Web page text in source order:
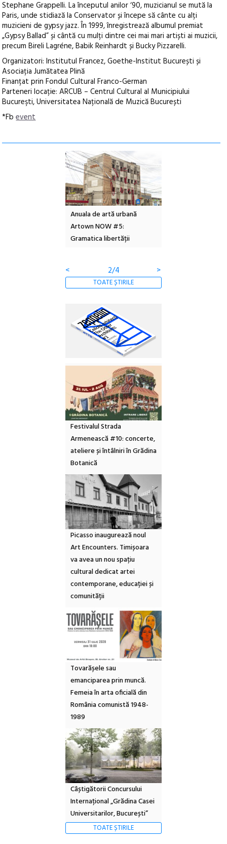
Stephane Grappelli. La începutul anilor ‘90, muzicianul se mută la
Paris, unde stidiază la Conservator și începe să cânte cu alți
muzicieni de gypsy jazz. În 1999, înregistrează albumul premiat
„Gypsy Ballad” și cântă cu mulți dintre cei mai mari artiști ai muzicii,
precum Bireli Lagréne, Babik Reinhardt și Bucky Pizzarelli.
Organizatori: Institutul Francez, Goethe-Institut București și
Asociația Jumătatea Plină
Finanțat prin Fondul Cultural Franco-German
Parteneri locație: ARCUB – Centrul Cultural al Municipiului
Bucureşti, Universitatea Națională de Muzică București
*Fbevent
Anuala de artă urbană
Artown NOW #5:
Gramatica libertății
< 2/4 >
TOATE ȘTIRILE
Festivalul Strada
Armenească #10: concerte,
ateliere și întâlniri în Grădina
Botanică
Picasso inaugurează noul
Art Encounters. Timișoara
va avea un nou spațiu
cultural dedicat artei
contemporane, educației și
comunității
Tovarășele sau
emanciparea prin muncă.
Femeia în arta oficială din
România comunistă 1948-
1989
Câștigătorii Concursului
Internațional „Grădina Casei
Universitarilor, București”
TOATE ȘTIRILE